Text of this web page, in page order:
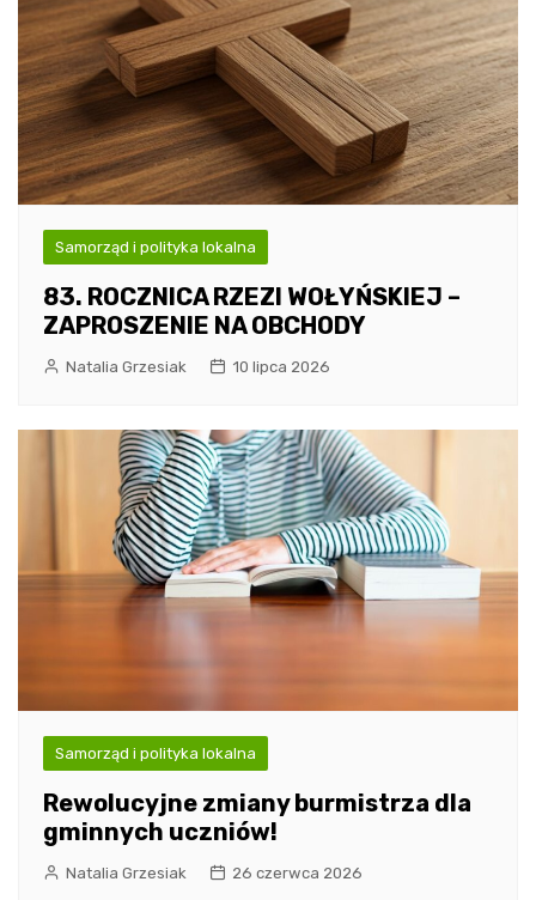
Samorząd i polityka lokalna
83. ROCZNICA RZEZI WOŁYŃSKIEJ –
ZAPROSZENIE NA OBCHODY
Natalia Grzesiak 10 lipca 2026
Samorząd i polityka lokalna
Rewolucyjne zmiany burmistrza dla
gminnych uczniów!
Natalia Grzesiak 26 czerwca 2026